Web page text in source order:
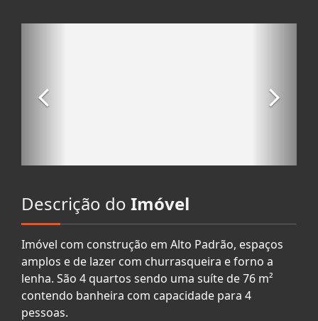
Descrição do Imóvel
Imóvel com construção em Alto Padrão, espaços
amplos e de lazer com churrasqueira e forno a
lenha. São 4 quartos sendo uma suíte de 76 m²
contendo banheira com capacidade para 4
pessoas.